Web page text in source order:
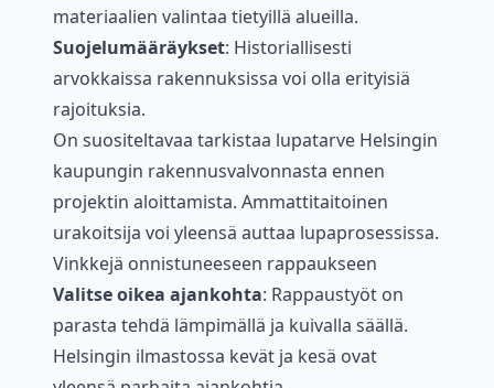
materiaalien valintaa tietyillä alueilla.
Suojelumääräykset: Historiallisesti
arvokkaissa rakennuksissa voi olla erityisiä
rajoituksia.
On suositeltavaa tarkistaa lupatarve Helsingin
kaupungin rakennusvalvonnasta ennen
projektin aloittamista. Ammattitaitoinen
urakoitsija voi yleensä auttaa lupaprosessissa.
Vinkkejä onnistuneeseen rappaukseen
Valitse oikea ajankohta: Rappaustyöt on
parasta tehdä lämpimällä ja kuivalla säällä.
Helsingin ilmastossa kevät ja kesä ovat